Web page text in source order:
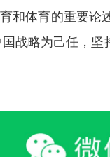
体育的重要论
战略为己任，